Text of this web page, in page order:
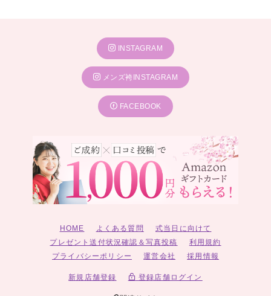
INSTAGRAM
メンズ袴INSTAGRAM
FACEBOOK
HOME よくある質問
式当日に向けて
プレゼント送付状況確認＆写真投稿
利用規約
プライバシーポリシー
運営会社 採用情報
新規店舗登録 登録店舗ログイン